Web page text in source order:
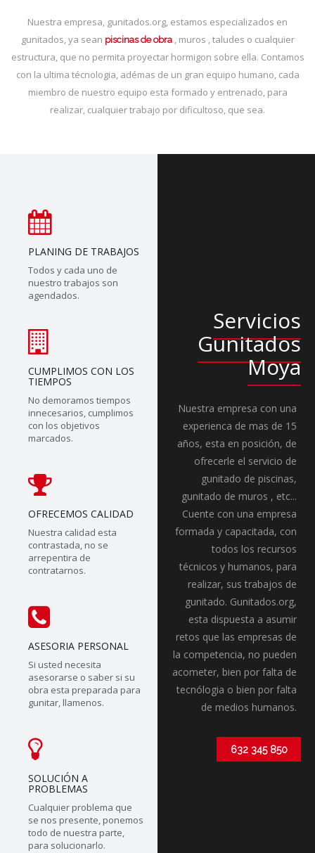
Nuestra empresa, gunitados.org, estamos especializados en
gunitados, ya sean piscinas de obra, muros , taludes o cualquier
estructura, que no permita proyectar hormigon sobre ella. Contamos
con la ultima técnologia, adémas de un gran equipo humano, cada
miembro de nuestro equipo esta formado y entrenado, para
realizar, cualquier trabajo por dificultoso, que sea.
PLANING DE TRABAJOS
Todos y cada uno de
nuestro trabajos son
agendados.
CUMPLIMOS CON LOS
TIEMPOS
No demoramos tiempos
innecesarios, cumplimos
con los objetivos
marcados.
OFRECEMOS CALIDAD
Nuestra calidad esta
contrastada, no se
arrepentira de
contratarnos.
ASESORIA PERSONAL
Si usted necesita
asesorarse o saber si su
obra esta preparada para
gunitar, llamenos.
SOLUCIÓN A
PROBLEMAS
Cualquier problema que
se nos presente, ponemos
todo de nuestra parte,
para solucionarlo.
Servicios
Gunitados
Moya
Nuestra empresa con una
experienca de mas de 15
años, esta en posición, de
ofrecerle el servicio de
gunitado de piscinas,
gunitado de muros , etc...
Cuente con una empresa
formada y capacitada, con
todos los recursos
técnicos y humanos, para
realizar, sus trabajos de
gunitado. Gunitados.org,
esta dispuesta a asumir
retos que las empresas de
la competencia, no pueden
acometer, bien por falta de
tecnólogia o bien por falta
de medios humanos.
632 345 850